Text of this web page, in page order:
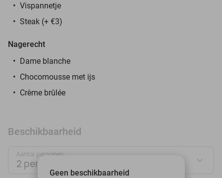
Vispannetje
Steak (+ €3)
Nagerecht
Dame blanche
Chocomousse met ijs
Crème brûlée
Beschikbaarheid
Aantal personen:
2 personen
Geen beschikbaarheid